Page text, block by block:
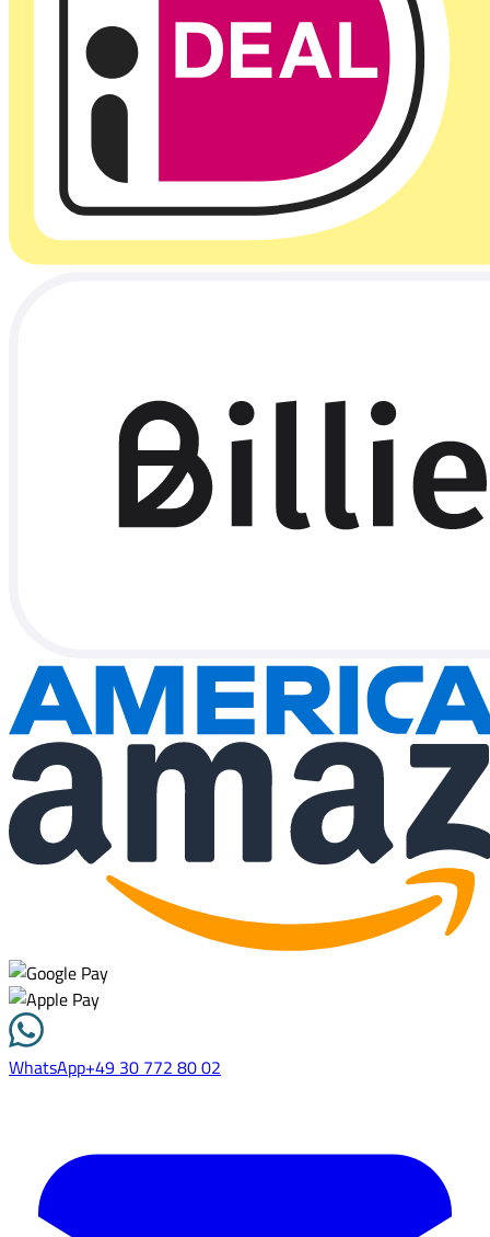
WhatsApp+49 30 772 80 02